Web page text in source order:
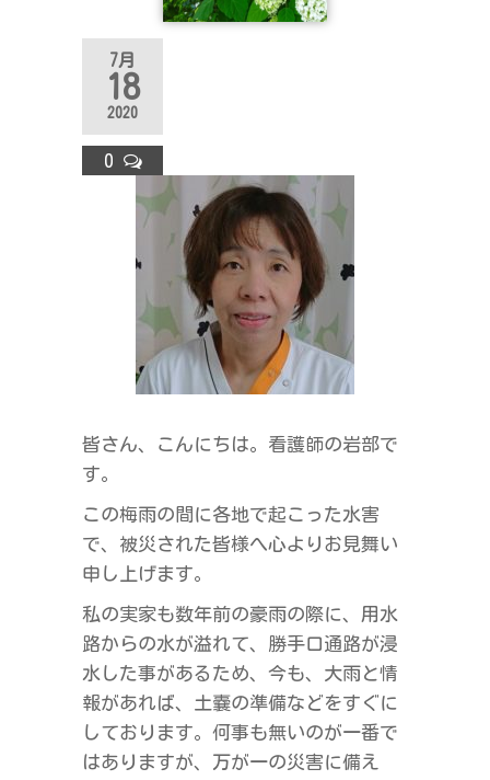
ら
ス
7月
18
2020
0
皆さん、こんにちは。看護師の岩部で
す。
この梅雨の間に各地で起こった水害
で、被災された皆様へ心よりお見舞い
申し上げます。
私の実家も数年前の豪雨の際に、用水
路からの水が溢れて、勝手口通路が浸
水した事があるため、今も、大雨と情
報があれば、土嚢の準備などをすぐに
しております。何事も無いのが一番で
はありますが、万が一の災害に備え